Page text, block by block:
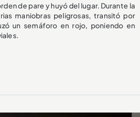
de pare y huyó del lugar. Durante la
maniobras peligrosas, transitó por
un semáforo en rojo, poniendo en